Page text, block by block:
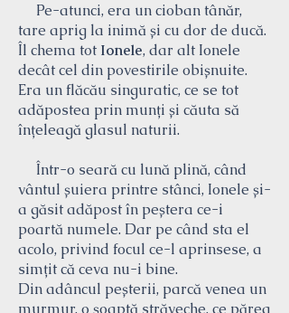
Pe-atunci, era un cioban tânăr,
tare aprig la inimă și cu dor de ducă.
Îl chema tot Ionele, dar alt Ionele
decât cel din povestirile obișnuite.
Era un flăcău singuratic, ce se tot
adăpostea prin munți și căuta să
înțeleagă glasul naturii.
Într-o seară cu lună plină, când
vântul șuiera printre stânci, Ionele și-
a găsit adăpost în peștera ce-i
poartă numele. Dar pe când sta el
acolo, privind focul ce-l aprinsese, a
simțit că ceva nu-i bine.
Din adâncul peșterii, parcă venea un
murmur, o șoaptă străveche, ce părea